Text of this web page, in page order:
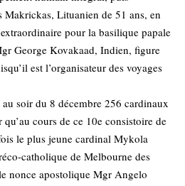
Makrickas, Lituanien de 51 ans, en
pour la basilique papale
George Kovakaad, Indien, figure
est l’organisateur des voyages
soir du 8 décembre 256 cardinaux
cours de ce 10e consistoire de
le plus jeune cardinal Mykola
catholique de Melbourne des
nonce apostolique Mgr Angelo